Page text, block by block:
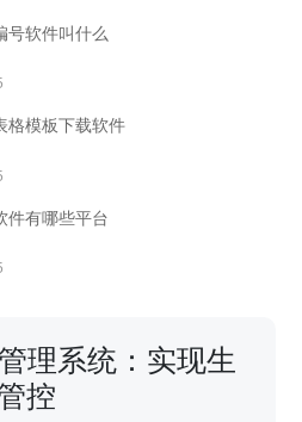
号软件叫什么
格模板下载软件
件有哪些平台
理系统：实现生
控